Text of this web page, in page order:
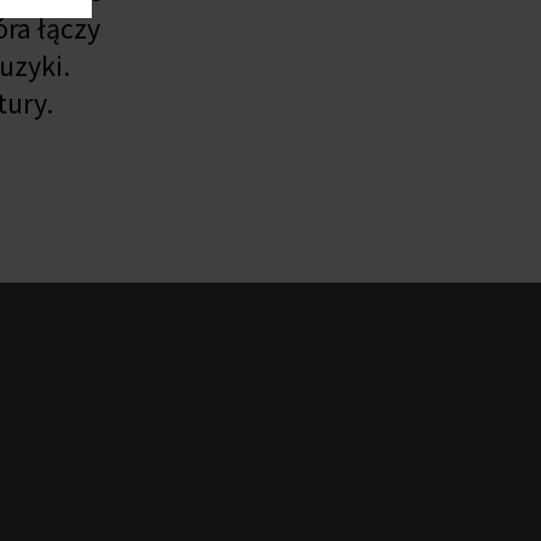
łączy